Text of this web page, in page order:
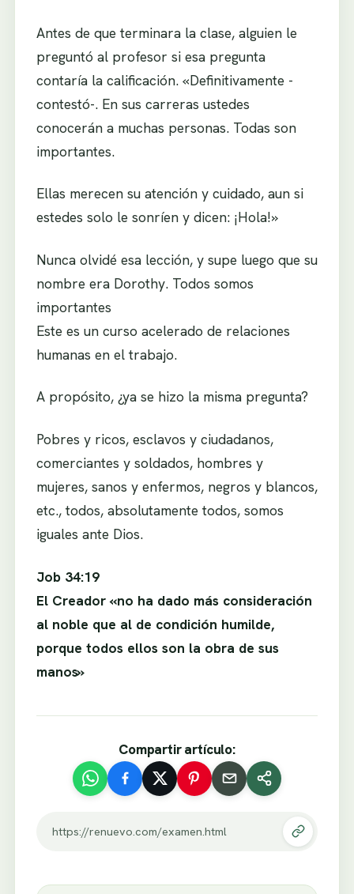
Antes de que terminara la clase, alguien le
preguntó al profesor si esa pregunta
contaría la calificación. «Definitivamente -
contestó-. En sus carreras ustedes
conocerán a muchas personas. Todas son
importantes.
Ellas merecen su atención y cuidado, aun si
estedes solo le sonríen y dicen: ¡Hola!»
Nunca olvidé esa lección, y supe luego que su
nombre era Dorothy. Todos somos
importantes
Este es un curso acelerado de relaciones
humanas en el trabajo.
A propósito, ¿ya se hizo la misma pregunta?
Pobres y ricos, esclavos y ciudadanos,
comerciantes y soldados, hombres y
mujeres, sanos y enfermos, negros y blancos,
etc., todos, absolutamente todos, somos
iguales ante Dios.
Job 34:19
El Creador «no ha dado más consideración
al noble que al de condición humilde,
porque todos ellos son la obra de sus
manos»
Compartir artículo:
https://renuevo.com/examen.html